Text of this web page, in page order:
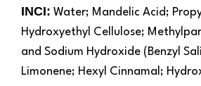
INCI: Water; Mandelic Acid;
Hydroxyethyl Cellulose;
and Sodium Hydroxide (Benzyl
Limonene; Hexyl Cinnamal;